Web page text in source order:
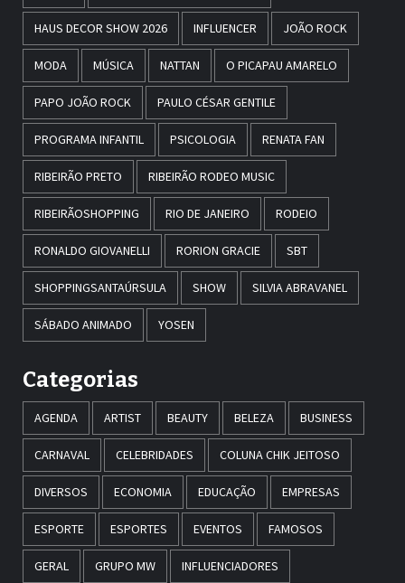
HAUS DECOR SHOW 2026 INFLUENCER JOÃO ROCK
MODA MÚSICA NATTAN O PICAPAU AMARELO
PAPO JOÃO ROCK PAULO CÉSAR GENTILE
PROGRAMA INFANTIL PSICOLOGIA RENATA FAN
RIBEIRÃO PRETO RIBEIRÃO RODEO MUSIC
RIBEIRÃOSHOPPING RIO DE JANEIRO RODEIO
RONALDO GIOVANELLI RORION GRACIE SBT
SHOPPINGSANTAÚRSULA SHOW SILVIA ABRAVANEL
SÁBADO ANIMADO YOSEN
Categorias
AGENDA ARTIST BEAUTY BELEZA BUSINESS
CARNAVAL CELEBRIDADES COLUNA CHIK JEITOSO
DIVERSOS ECONOMIA EDUCAÇÃO EMPRESAS
ESPORTE ESPORTES EVENTOS FAMOSOS
GERAL GRUPO MW INFLUENCIADORES